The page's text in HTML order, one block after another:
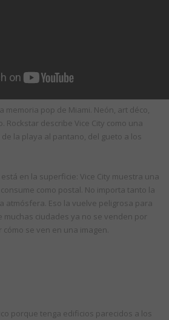
memoria pop de Miami. Neón, art déco,
Rockstar describe Vice City como una
la playa al pantano, del gueto a los
en la superficie: Vice City muestra una
como postal. No importa tanto la
atmósfera. Eso la vuelve peligrosa para
muchas ciudades ya no se venden por
se ven en una imagen.
porque tenga edificios parecidos a los